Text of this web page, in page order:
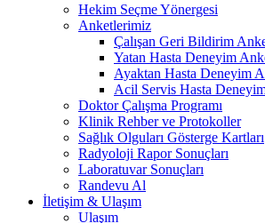
Hekim Seçme Yönergesi
Anketlerimiz
Çalışan Geri Bildirim
Yatan Hasta Deneyim
Ayaktan Hasta Deneyim
Acil Servis Hasta
Doktor Çalışma Programı
Klinik Rehber ve Protokoller
Sağlık Olguları Gösterge Kartları
Radyoloji Rapor Sonuçları
Laboratuvar Sonuçları
Randevu Al
İletişim & Ulaşım
Ulaşım